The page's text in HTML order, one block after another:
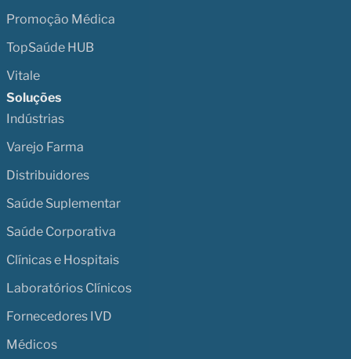
Promoção Médica
TopSaúde HUB
Vitale
Soluções
Indústrias
Varejo Farma
Distribuidores
Saúde Suplementar
Saúde Corporativa
Clínicas e Hospitais
Laboratórios Clínicos
Fornecedores IVD
Médicos